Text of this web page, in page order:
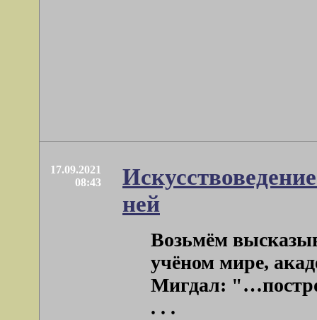
17.09.2021
08:43
ней
Возьмём
учёном мире,
Мигдал:
. . .